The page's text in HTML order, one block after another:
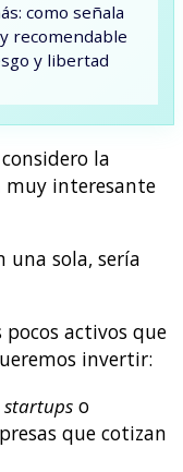
como señala
recomendable
y libertad
la
muy interesante
una sola, sería
pocos activos que
invertir:
startups o
que cotizan